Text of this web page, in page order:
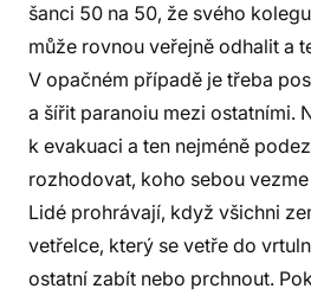
šanci 50 na 50, že svého
může rovnou veřejně odhalit a
V opačném případě je třeba
a šířit paranoiu mezi ostatními.
k evakuaci a ten nejméně
rozhodovat, koho sebou
Lidé prohrávají, když všichni
vetřelce, který se vetře do
ostatní zabít nebo prchnout.